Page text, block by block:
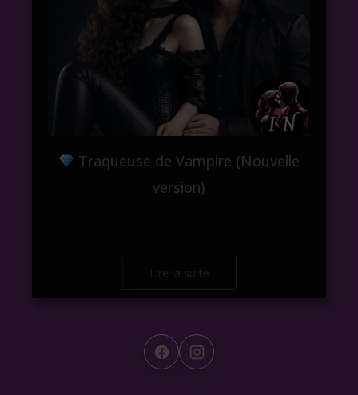
Traqueuse de Vampire (Nouvelle
version)
Lire la suite